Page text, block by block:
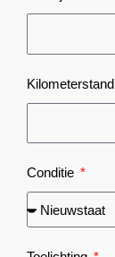
Kilometerstand
Conditie